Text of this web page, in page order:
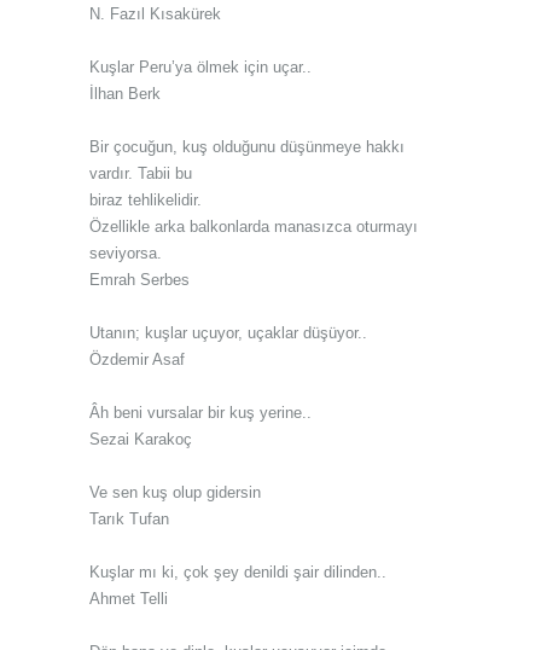
N. Fazıl Kısakürek
Kuşlar Peru’ya ölmek için uçar..
İlhan Berk
Bir çocuğun, kuş olduğunu düşünmeye hakkı
vardır. Tabii bu
biraz tehlikelidir.
Özellikle arka balkonlarda manasızca oturmayı
seviyorsa.
Emrah Serbes
Utanın; kuşlar uçuyor, uçaklar düşüyor..
Özdemir Asaf
Âh beni vursalar bir kuş yerine..
Sezai Karakoç
Ve sen kuş olup gidersin
Tarık Tufan
Kuşlar mı ki, çok şey denildi şair dilinden..
Ahmet Telli